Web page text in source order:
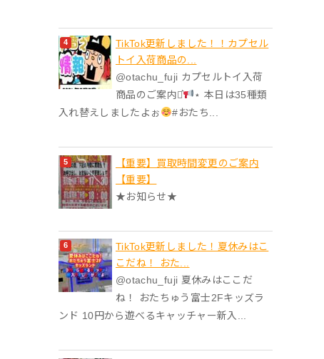
TikTok更新しました！！カプセル
トイ入荷商品の...
@otachu_fuji カプセルトイ入荷
商品のご案内⋆͛
⋆ 本日は35種類
入れ替えしましたよぉ
#おたち...
【重要】買取時間変更のご案内
【重要】
★お知らせ★
TikTok更新しました！夏休みはこ
こだね！ おた...
@otachu_fuji 夏休みはここだ
ね！ おたちゅう富士2Fキッズラ
ンド 10円から遊べるキャッチャー新入...